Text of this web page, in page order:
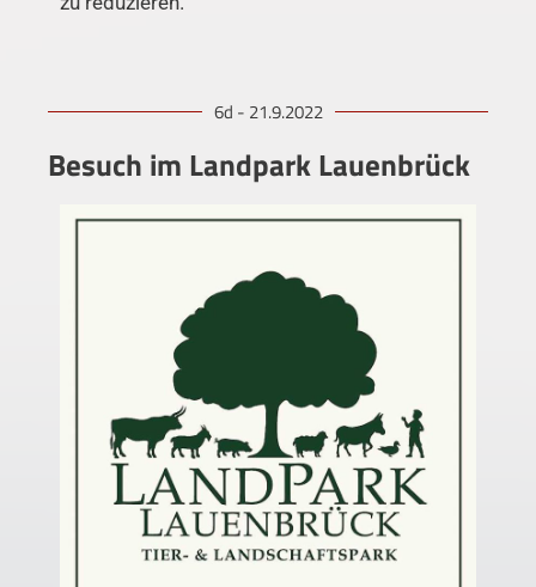
6d - 21.9.2022
Besuch im Landpark Lauenbrück